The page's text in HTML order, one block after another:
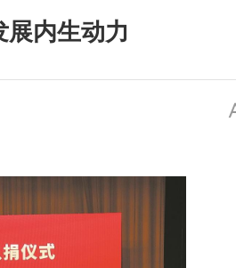
展内生动力